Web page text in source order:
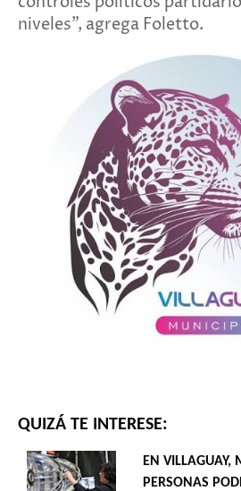
niveles", agrega Foletto.
QUIZÁ TE INTERESE:
EN VILLAGUAY,
PERSONAS